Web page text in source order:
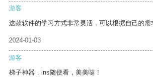
游客
这款软件的学习方式非常灵活，可以根据自己的需
2024-01-03
游客
梯子神器，ins随便看，美美哒！